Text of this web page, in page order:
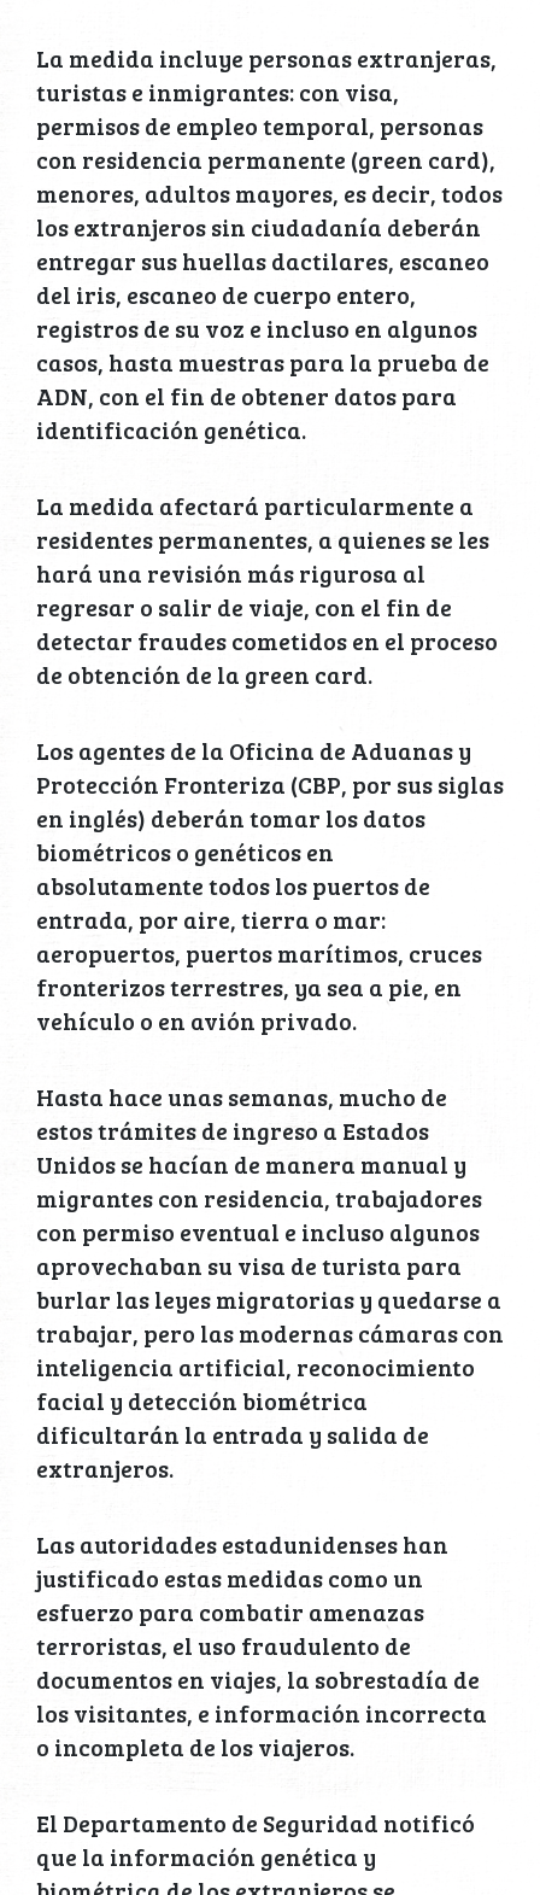
La medida incluye personas extranjeras,
turistas e inmigrantes: con visa,
permisos de empleo temporal, personas
con residencia permanente (green card),
menores, adultos mayores, es decir, todos
los extranjeros sin ciudadanía deberán
entregar sus huellas dactilares, escaneo
del iris, escaneo de cuerpo entero,
registros de su voz e incluso en algunos
casos, hasta muestras para la prueba de
ADN, con el fin de obtener datos para
identificación genética.
La medida afectará particularmente a
residentes permanentes, a quienes se les
hará una revisión más rigurosa al
regresar o salir de viaje, con el fin de
detectar fraudes cometidos en el proceso
de obtención de la green card.
Los agentes de la Oficina de Aduanas y
Protección Fronteriza (CBP, por sus siglas
en inglés) deberán tomar los datos
biométricos o genéticos en
absolutamente todos los puertos de
entrada, por aire, tierra o mar:
aeropuertos, puertos marítimos, cruces
fronterizos terrestres, ya sea a pie, en
vehículo o en avión privado.
Hasta hace unas semanas, mucho de
estos trámites de ingreso a Estados
Unidos se hacían de manera manual y
migrantes con residencia, trabajadores
con permiso eventual e incluso algunos
aprovechaban su visa de turista para
burlar las leyes migratorias y quedarse a
trabajar, pero las modernas cámaras con
inteligencia artificial, reconocimiento
facial y detección biométrica
dificultarán la entrada y salida de
extranjeros.
Las autoridades estadunidenses han
justificado estas medidas como un
esfuerzo para combatir amenazas
terroristas, el uso fraudulento de
documentos en viajes, la sobrestadía de
los visitantes, e información incorrecta
o incompleta de los viajeros.
El Departamento de Seguridad notificó
que la información genética y